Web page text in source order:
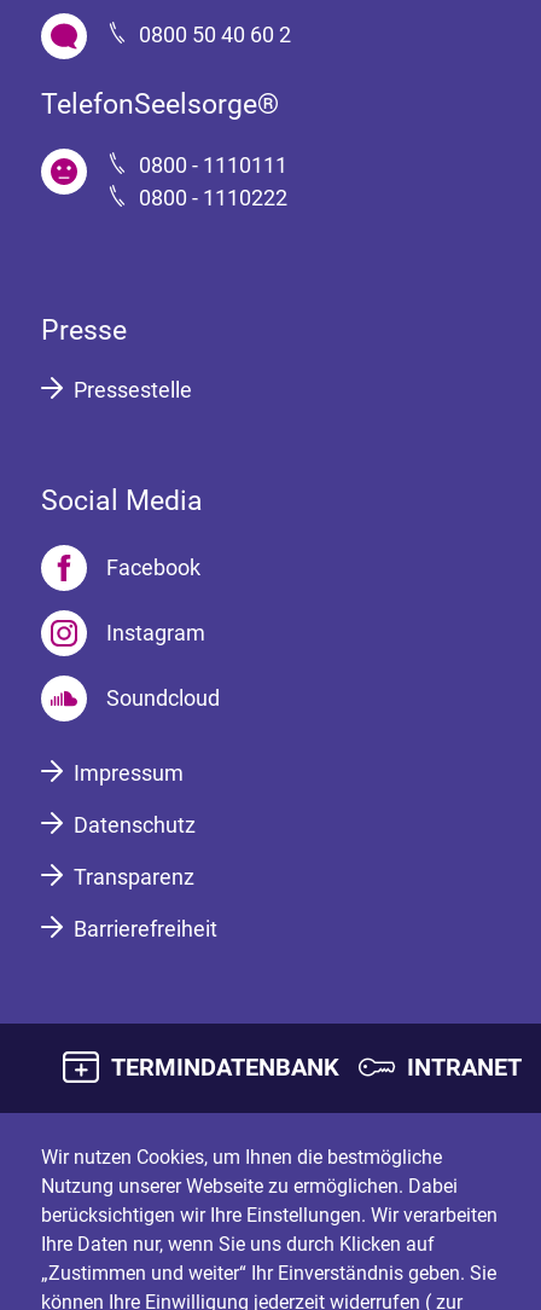
0800 50 40 60 2
TelefonSeelsorge®
0800 - 1110111
0800 - 1110222
Presse
Pressestelle
Social Media
Facebook
Instagram
Soundcloud
Impressum
Datenschutz
Transparenz
Barrierefreiheit
TERMINDATENBANK INTRANET
Wir nutzen Cookies, um Ihnen die bestmögliche
Nutzung unserer Webseite zu ermöglichen. Dabei
berücksichtigen wir Ihre Einstellungen. Wir verarbeiten
Ihre Daten nur, wenn Sie uns durch Klicken auf
„Zustimmen und weiter“ Ihr Einverständnis geben. Sie
können Ihre Einwilligung jederzeit widerrufen ( zur